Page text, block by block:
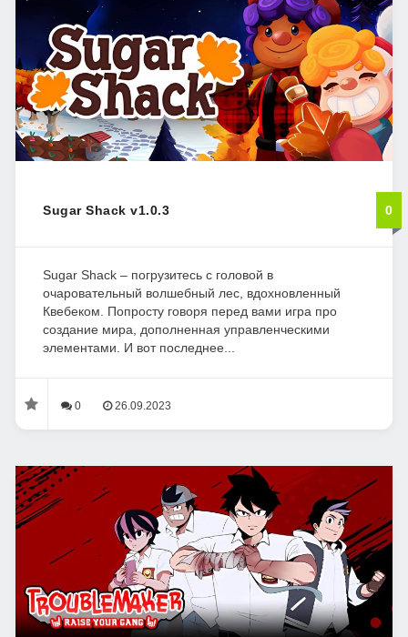
Sugar Shack v1.0.3 0
Sugar Shack – погрузитесь с головой в
очаровательный волшебный лес, вдохновленный
Квебеком. Попросту говоря перед вами игра про
создание мира, дополненная управленческими
элементами. И вот последнее...
0 26.09.2023